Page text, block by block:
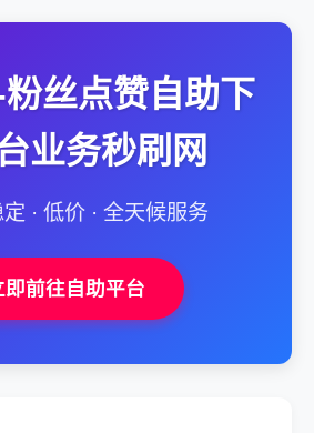
丝点赞自助下
业务秒刷网
定 · 低价 · 全天候服务
即前往自助平台